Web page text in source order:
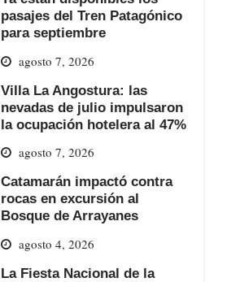
pasajes del Tren Patagónico
para septiembre
agosto 7, 2026
Villa La Angostura: las
nevadas de julio impulsaron
la ocupación hotelera al 47%
agosto 7, 2026
Catamarán impactó contra
rocas en excursión al
Bosque de Arrayanes
agosto 4, 2026
La Fiesta Nacional de la